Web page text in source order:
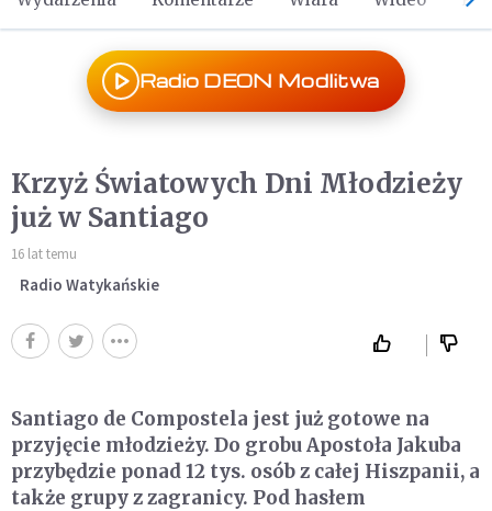
Radio DEON Modlitwa
Krzyż Światowych Dni Młodzieży
już w Santiago
16 lat temu
Radio Watykańskie
Santiago de Compostela jest już gotowe na
przyjęcie młodzieży. Do grobu Apostoła Jakuba
przybędzie ponad 12 tys. osób z całej Hiszpanii, a
także grupy z zagranicy. Pod hasłem